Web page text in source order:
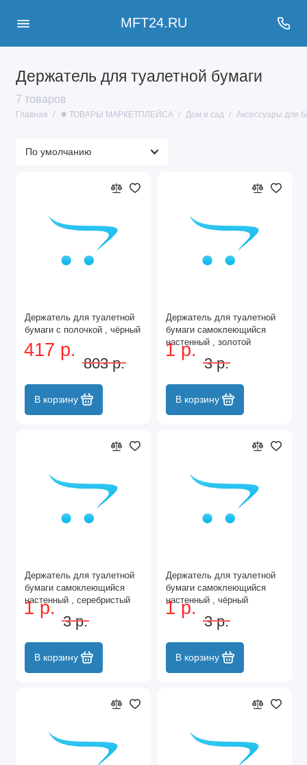
MFT24.RU
Держатель для туалетной бумаги
7 товаров
Главная ✹ ТОВАРЫ МАРКЕТПЛЕЙСА Дом и сад Аксессуары для
Держатель для туалетной
бумаги с полочкой , чёрный
417 р.
803 р.
В корзину
Держатель для туалетной
бумаги самоклеющийся
настенный , золотой
1 р.
3 р.
В корзину
Держатель для туалетной
бумаги самоклеющийся
настенный , серебристый
1 р.
3 р.
В корзину
Держатель для туалетной
бумаги самоклеющийся
настенный , чёрный
1 р.
3 р.
В корзину